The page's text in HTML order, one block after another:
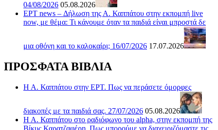
04/08/2026 05.08.2026
ΕΡΤ news – Δήλωση της Α. Καππάτου στην εκπομπή live
now, με θέμα: Τι κάνουμε όταν τα παιδιά είναι μπροστά δε
μια οθόνη και το καλοκαίρι; 16/07/2026 17.07.2026
ΠΡΟΣΦΑΤΑ ΒΙΒΛΙΑ
Η Α. Καππάτου στην ΕΡΤ. Πως να περάσετε όμορφες
διακοπές με τα παιδιά σας. 27/07/2026 05.08.2026
Η Α. Καππάτου στο ραδιόφωνο του alpha, στην εκπομπή της